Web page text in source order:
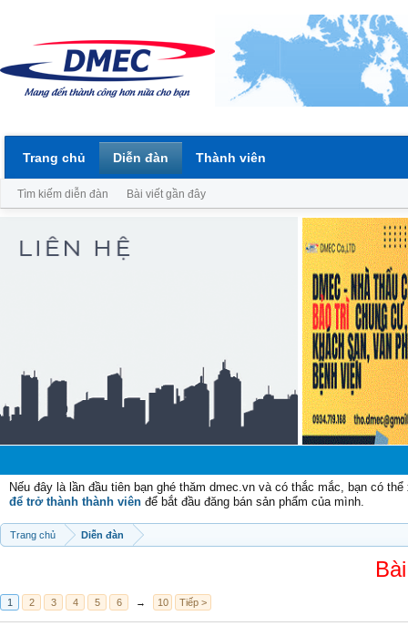
Nếu đây là lần đầu tiên bạn ghé thăm dmec.vn và có thắc mắc, bạn có
để trở thành thành viên để bắt đầu đăng bán sản phẩm của mình.
Trang chủ Diễn đàn
1 2 3 4 5 6 → 10 Tiếp >
Trang chủ Diễn đàn
Tìm kiếm diễn đàn Bài viết gần đây
Thành viên